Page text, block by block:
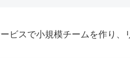
ビスで小規模チームを作り、